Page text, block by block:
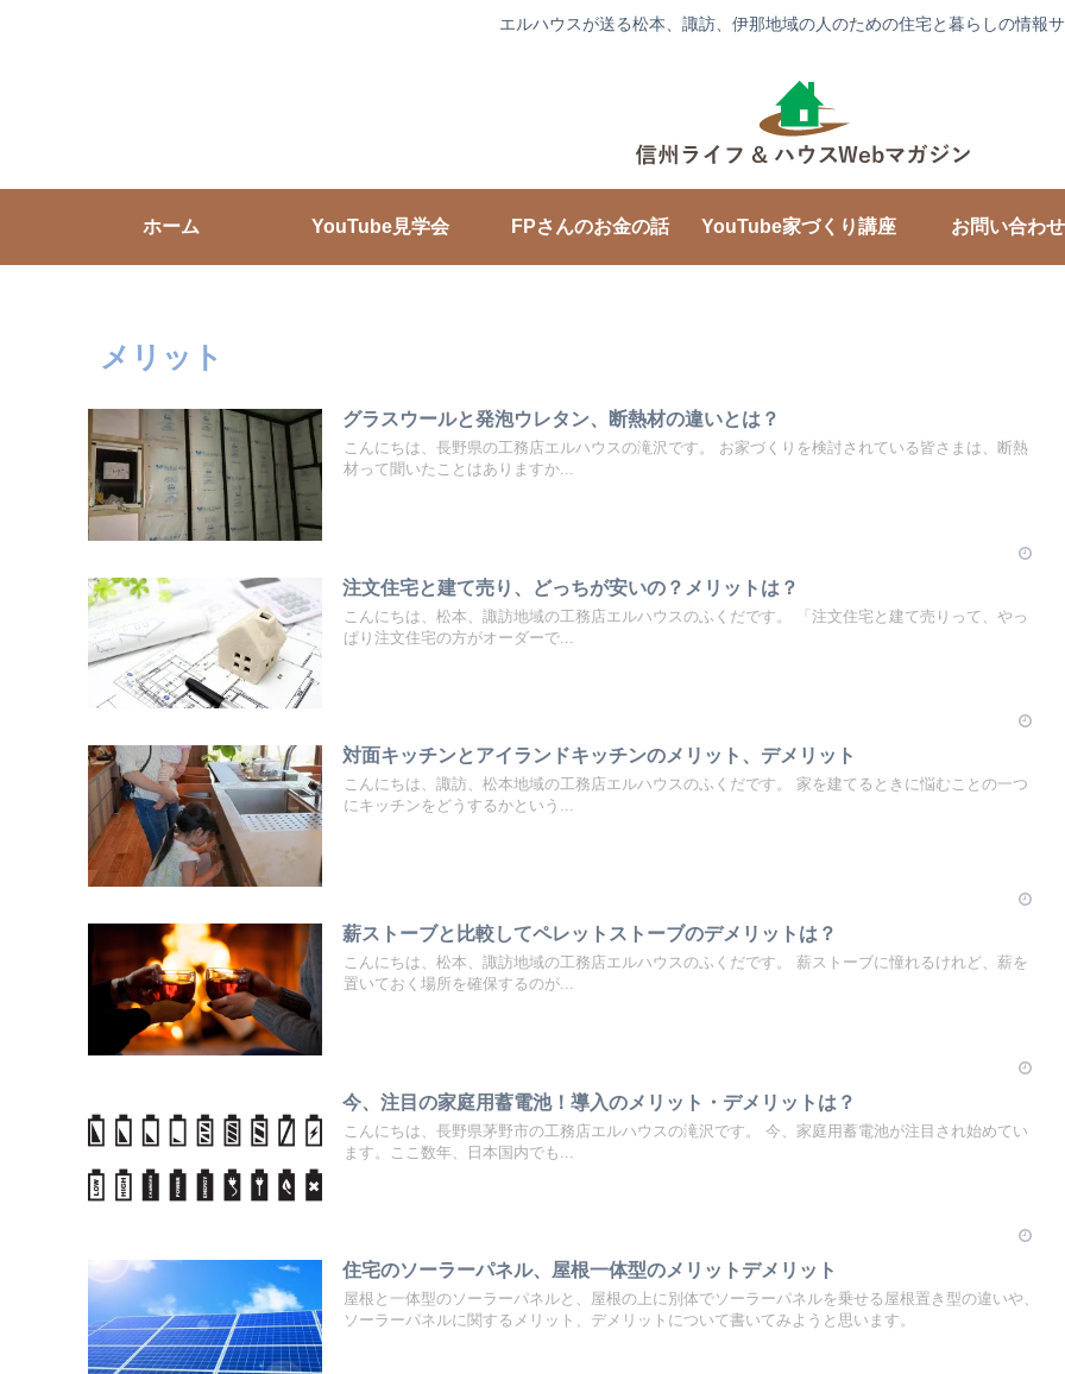
エルハウスが送る松本、諏訪、伊那地域の人のための住宅と暮らしの情報
ホーム YouTube見学会 FPさんのお金の話 YouTube家づくり講座 お問い合わせ
メリット
グラスウールと発泡ウレタン、断熱材の違いとは？
こんにちは、長野県の工務店エルハウスの滝沢です。 お家づくりを検討されている皆さまは、断熱
材って聞いたことはありますか...
注文住宅と建て売り、どっちが安いの？メリットは？
こんにちは、松本、諏訪地域の工務店エルハウスのふくだです。 「注文住宅と建て売りって、やっ
ぱり注文住宅の方がオーダーで...
対面キッチンとアイランドキッチンのメリット、デメリット
こんにちは、諏訪、松本地域の工務店エルハウスのふくだです。 家を建てるときに悩むことの一つ
にキッチンをどうするかという...
薪ストーブと比較してペレットストーブのデメリットは？
こんにちは、松本、諏訪地域の工務店エルハウスのふくだです。 薪ストーブに憧れるけれど、薪を
置いておく場所を確保するのが...
今、注目の家庭用蓄電池！導入のメリット・デメリットは？
こんにちは、長野県茅野市の工務店エルハウスの滝沢です。 今、家庭用蓄電池が注目され始めてい
ます。ここ数年、日本国内でも...
住宅のソーラーパネル、屋根一体型のメリットデメリット
屋根と一体型のソーラーパネルと、屋根の上に別体でソーラーパネルを乗せる屋根置き型の違いや、
ソーラーパネルに関するメリット、デメリットについて書いてみようと思います。